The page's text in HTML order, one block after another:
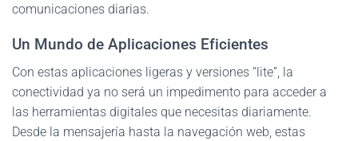
comunicaciones diarias.
Un Mundo de Aplicaciones Eficientes
Con estas aplicaciones ligeras y versiones “lite”, la
conectividad ya no será un impedimento para acceder a
las herramientas digitales que necesitas diariamente.
Desde la mensajería hasta la navegación web, estas